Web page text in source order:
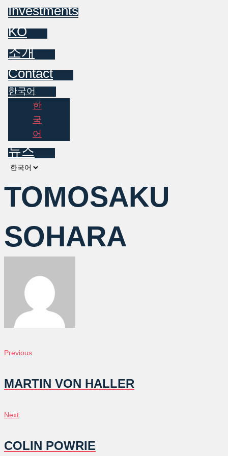
Investments
KO
소개
Contact
한국어
한
국
어
뉴스
Choose
language
TOMOSAKU
SOHARA
글
탐
Previous
Previous
MARTIN VON HALLER
Next
Next
COLIN POWRIE